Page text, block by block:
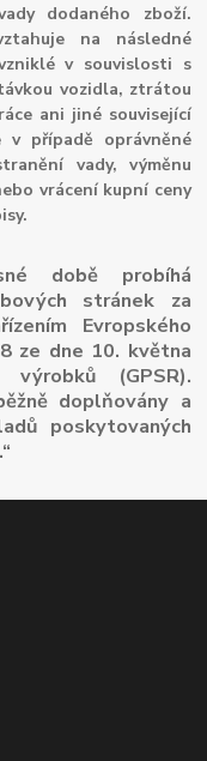
dodaného zboží.
na následné
v souvislosti s
vozidla, ztrátou
ani jiné související
v případě oprávněné
vady, výměnu
vrácení kupní ceny
době probíhá
stránek za
Evropského
ze dne 10. května
(GPSR).
doplňovány a
poskytovaných